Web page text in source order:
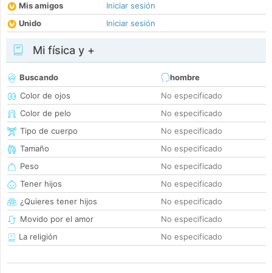
Mis amigos
Iniciar sesión
Unido
Iniciar sesión
Mi física y +
Buscando
hombre
Color de ojos
No especificado
Color de pelo
No especificado
Tipo de cuerpo
No especificado
Tamaño
No especificado
Peso
No especificado
Tener hijos
No especificado
¿Quieres tener hijos
No especificado
Movido por el amor
No especificado
La religión
No especificado